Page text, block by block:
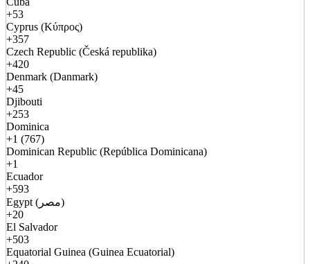
+53
Cyprus (Κύπρος)
+357
Czech Republic (Česká republika)
+420
Denmark (Danmark)
+45
Djibouti
+253
Dominica
+1 (767)
Dominican Republic (República Dominicana)
+1
Ecuador
+593
Egypt (مصر)
+20
El Salvador
+503
Equatorial Guinea (Guinea Ecuatorial)